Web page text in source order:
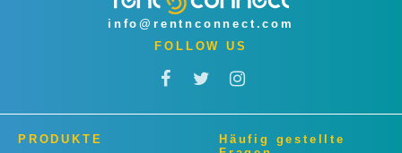
info@rentnconnect.com
FOLLOW US
PRODUKTE
Häufig gestellte